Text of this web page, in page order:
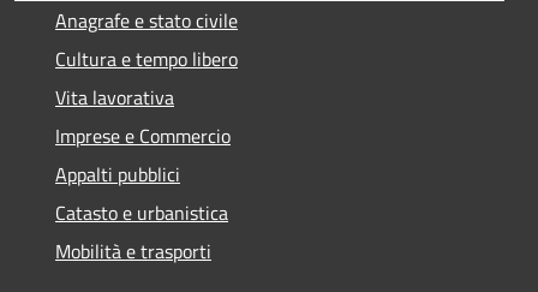
Anagrafe e stato civile
Cultura e tempo libero
Vita lavorativa
Imprese e Commercio
Appalti pubblici
Catasto e urbanistica
Mobilità e trasporti